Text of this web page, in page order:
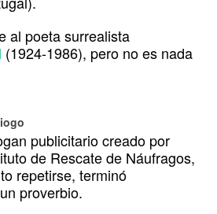
al poeta surrealista
(1924-1986), pero no es nada
publicitario creado por
de Rescate de Náufragos,
repetirse, terminó
proverbio.